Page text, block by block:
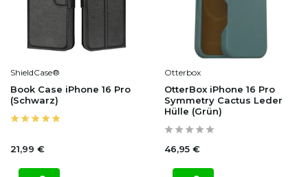
ShieldCase®
Book Case iPhone 16 Pro
(Schwarz)
21,99 €
Otterbox
OtterBox iPhone 16 Pro
Symmetry Cactus Leder
Hülle (Grün)
46,95 €